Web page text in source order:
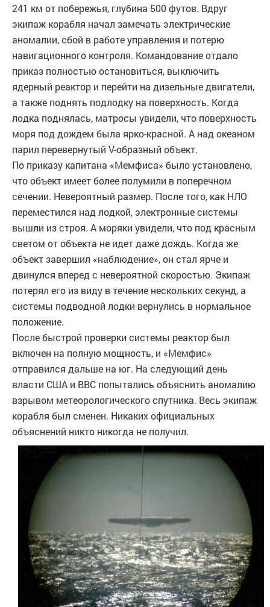
241 км от побережья, глубина 500 футов. Вдруг
экипаж корабля начал замечать электрические
аномалии, сбой в работе управления и потерю
навигационного контроля. Командование отдало
приказ полностью остановиться, выключить
ядерный реактор и перейти на дизельные двигатели,
а также поднять подлодку на поверхность. Когда
лодка поднялась, матросы увидели, что поверхность
моря под дождем была ярко-красной. А над океаном
парил перевернутый V-образный объект.
По приказу капитана «Мемфиса» было установлено,
что объект имеет более полумили в поперечном
сечении. Невероятный размер. После того, как НЛО
переместился над лодкой, электронные системы
вышли из строя. А моряки увидели, что под красным
светом от объекта не идет даже дождь. Когда же
объект завершил «наблюдение», он стал ярче и
двинулся вперед с невероятной скоростью. Экипаж
потерял его из виду в течение нескольких секунд, а
системы подводной лодки вернулись в нормальное
положение.
После быстрой проверки системы реактор был
включен на полную мощность, и «Мемфис»
отправился дальше на юг. На следующий день
власти США и ВВС попытались объяснить аномалию
взрывом метеорологического спутника. Весь экипаж
корабля был сменен. Никаких официальных
объяснений никто никогда не получил.